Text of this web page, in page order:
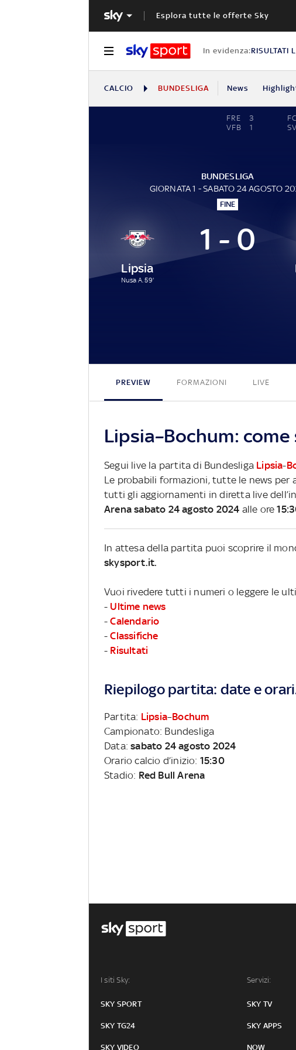
Esplora tutte le offerte Sky
In evidenza:RISULTATI
CALCIO BUNDESLIGA News
FRE
3
VFB
1
BUNDESLIGA
GIORNATA 1 - SABATO 24 AGOSTO
FINE
Lipsia
Nusa A. 59'
1 - 0
PREVIEW FORMAZIONI LIVE
Lipsia–Bochum:
Segui live la partita di Bundesliga Lipsia-
Le probabili formazioni, tutte le news per
tutti gli aggiornamenti in diretta live
Arena sabato 24 agosto 2024 alle ore
In attesa della partita puoi scoprire il
skysport.it.
Vuoi rivedere tutti i numeri o leggere le
- Ultime news
-Calendario
-Classifiche
- Risultati
Riepilogo partita: date e
Partita: Lipsia–Bochum
Campionato: Bundesliga
Data:sabato 24 agosto 2024
Orario calcio d’inizio: 15:30
Stadio: Red Bull Arena
I siti Sky:
SKY SPORT
SKY TG24
SKY VIDEO
Servizi:
SKY TV
SKY APPS
NOW